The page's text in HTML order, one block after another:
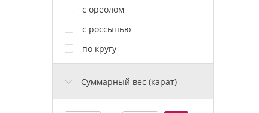
с ореолом
с россыпью
по кругу
Cуммарный вес (карат)